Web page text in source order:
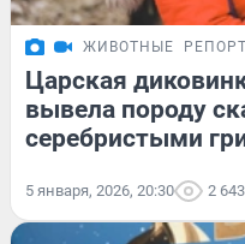
ЖИВОТНЫЕ
Царская
вывела породу
серебристыми
5 января, 2026, 20:30 2 643